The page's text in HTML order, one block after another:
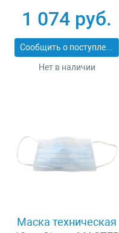
1 074 руб.
Сообщить о поступлении
Нет в наличии
Маска техническая